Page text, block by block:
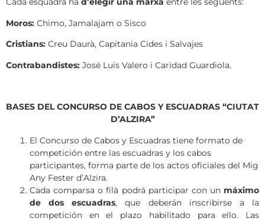
Moros: Chimo, Jamalajam o Sisco
Cristians: Creu Daurà, Capitania Cides i Salvajes
Contrabandistes: José Luis Valero i Caridad Guardiola.
BASES DEL CONCURSO DE CABOS Y ESCUADRAS “CIUTAT
D’ALZIRA”
El Concurso de Cabos y Escuadras tiene formato de
competición entre las escuadras y los cabos
participantes, forma parte de los actos oficiales del Mig
Any Fester d’Alzira.
Cada comparsa o filà podrá participar con un máximo
de dos escuadras, que deberán inscribirse a la
competición en el plazo habilitado para ello. Las